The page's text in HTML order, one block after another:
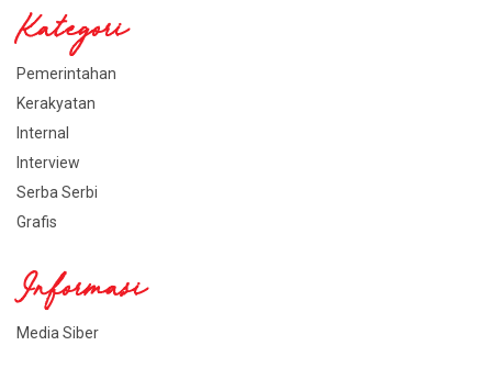
Kategori
Pemerintahan
Kerakyatan
Internal
Interview
Serba Serbi
Grafis
Informasi
Media Siber